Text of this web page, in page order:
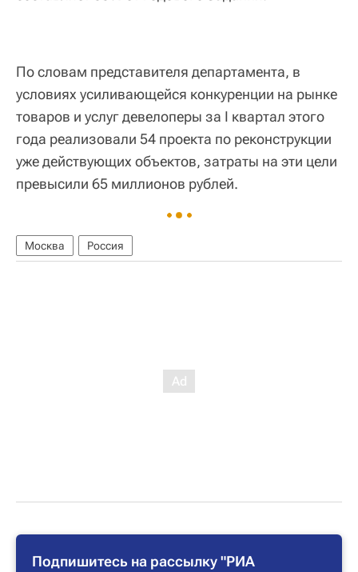
По словам представителя департамента, в
условиях усиливающейся конкуренции на рынке
товаров и услуг девелоперы за I квартал этого
года реализовали 54 проекта по реконструкции
уже действующих объектов, затраты на эти цели
превысили 65 миллионов рублей.
Москва Россия
Подпишитесь на рассылку "РИА